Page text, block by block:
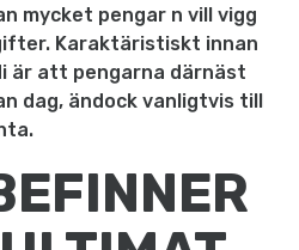
mycket pengar n vill vigg
Karaktäristiskt innan
är att pengarna därnäst
dag, ändock vanligtvis till